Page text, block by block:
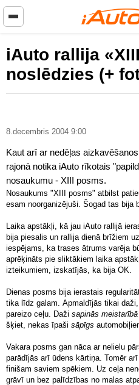
iAuto rallija
noslēdzies (+
8.decembris 2004 9:00
Kaut arī ar nedēļas
rajonā notika iAuto rīkotais
nosaukumu - XIII posms.
Nosaukums "XIII posms" atbilst
esam noorganizējuši. Šogad tas bija
Laika apstākļi, kā jau iAuto rallijā
bija piesalis un rallija dienā brīžiem
iespējams, ka trases ātrums varēja
aprēķināts pie sliktākiem laika
izteikumiem, izskatījās, ka bija OK.
Dienas posms bija ierastais
tika līdz galam. Apmaldījās tikai
pareizo ceļu. Daži sapinās meistarībā
šķiet, nekas īpaši sāpīgs
Vakara posms gan nāca ar nelielu
parādījās arī ūdens kārtiņa. Tomēr
finišam saviem spēkiem. Uz ceļa
grāvī un bez palīdzības no malas